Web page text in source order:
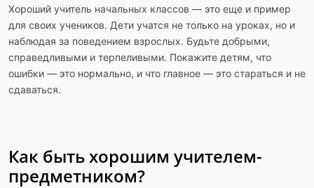
Хороший учитель начальных классов — это еще и пример
для своих учеников. Дети учатся не только на уроках, но и
наблюдая за поведением взрослых. Будьте добрыми,
справедливыми и терпеливыми. Покажите детям, что
ошибки — это нормально, и что главное — это стараться и не
сдаваться.
Как быть хорошим учителем-
предметником?